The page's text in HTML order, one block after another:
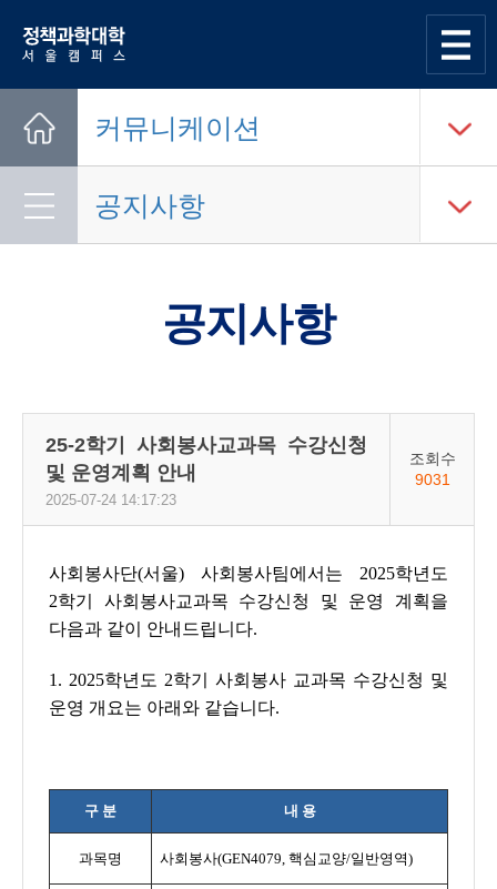
한양대학교
커뮤니케이션
공지사항
공지사항
25-2학기 사회봉사교과목 수강신청
및 운영계획 안내
2025-07-24 14:17:23
조회수
9031
사회봉사단(서울) 사회봉사팀에서는 2025학년도
2학기 사회봉사교과목 수강신청 및 운영 계획을
다음과 같이 안내드립니다.
1. 2025학년도 2학기 사회봉사 교과목 수강신청 및
운영 개요는 아래와 같습니다.
구 분 내 용
과목명 사회봉사(GEN4079, 핵심교양/일반영역)